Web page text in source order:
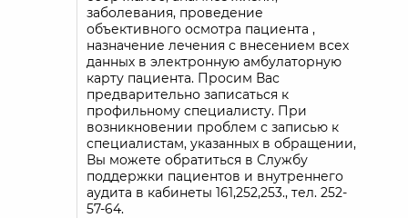
заболевания, проведение
объективного осмотра пациента ,
назначение лечения с внесением всех
данных в электронную амбулаторную
карту пациента. Просим Вас
предварительно записаться к
профильному специалисту. При
возникновении проблем с записью к
специалистам, указанных в обращении,
Вы можете обратиться в Службу
поддержки пациентов и внутреннего
аудита в кабинеты 161,252,253., тел. 252-
57-64.